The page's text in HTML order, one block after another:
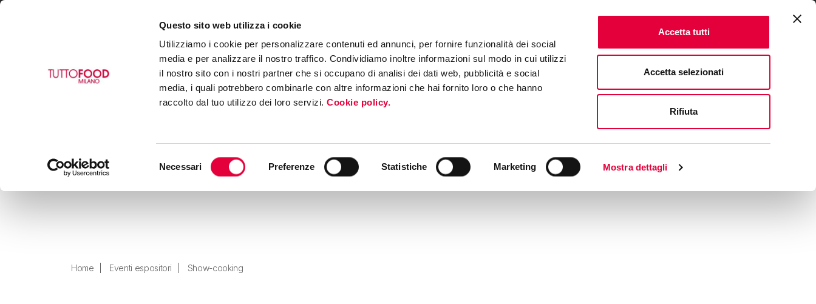
Questo sito web utilizza i cookie
Utilizziamo i cookie per personalizzare contenuti ed annunci, per fornire funzionalità dei social
media e per analizzare il nostro traffico. Condividiamo inoltre informazioni sul modo in cui utilizzi
il nostro sito con i nostri partner che si occupano di analisi dei dati web, pubblicità e social
media, i quali potrebbero combinarle con altre informazioni che hai fornito loro o che hanno
raccolto dal tuo utilizzo dei loro servizi.Cookie policy.
Necessari Preferenze Statistiche Marketing Mostra dettagli
Accetta tutti
Accetta selezionati
Rifiuta
VISITEXHIBITBUYERS PROGRAM
Home Eventi espositori Show-cooking